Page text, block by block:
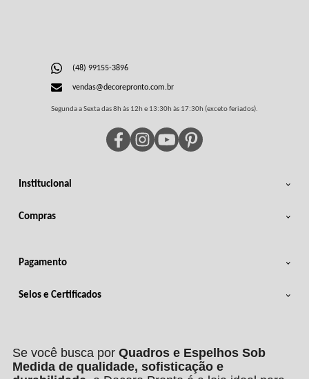
Institucional
Compras
(48) 99155-3896
vendas@decorepronto.com.br
Segunda a Sexta das 8h às 12h e 13:30h às 17:30h (exceto feriados).
Pagamento
Selos e Certificados
Se você busca por Quadros e Espelhos Sob
Medida de qualidade, sofisticação e